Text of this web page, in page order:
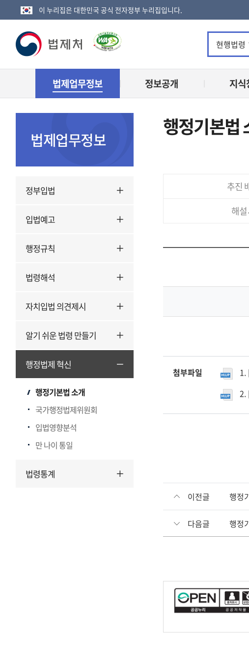
이 누리집은 대한민국 공식 전자정부 누리집입니다.
법
제
로
현행법령
법제업무정보 정보공개 지식
법제업무정보
정부입법
입법예고
행정규칙
법령해석
자치입법 의견제시
알기 쉬운 법령 만들기
행정법제 혁신
행정기본법 소개
국가행정법제위원회
입법영향분석
만 나이 통일
법령통계
행정기본법
추진
해
료
첨부파일 1.
2.
이전글 행정
다음글 행정